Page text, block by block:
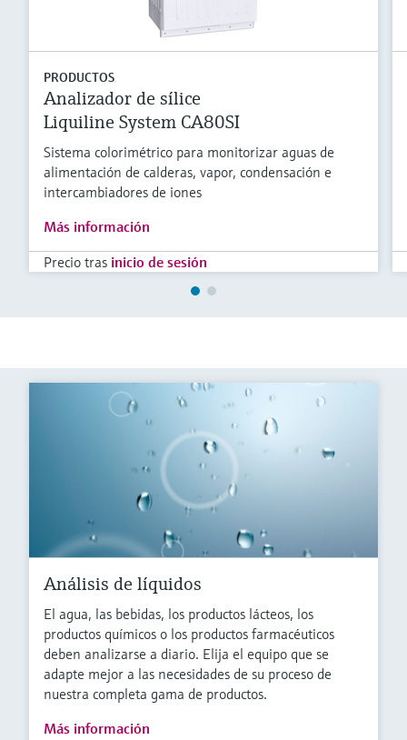
PRODUCTOS
Analizador de sílice
Liquiline System CA80SI
Sistema colorimétrico para monitorizar aguas de
alimentación de calderas, vapor, condensación e
intercambiadores de iones
Más información
Precio tras inicio de sesión
Análisis de líquidos
El agua, las bebidas, los productos lácteos, los
productos químicos o los productos farmacéuticos
deben analizarse a diario. Elija el equipo que se
adapte mejor a las necesidades de su proceso de
nuestra completa gama de productos.
Más información